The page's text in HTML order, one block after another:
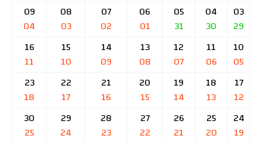
03
29
04
30
05
31
06
01
07
02
08
03
09
04
10
05
11
06
12
07
13
08
14
09
15
10
16
11
17
12
18
13
19
14
20
15
21
16
22
17
23
18
24
19
25
20
26
21
27
22
28
23
29
24
30
25